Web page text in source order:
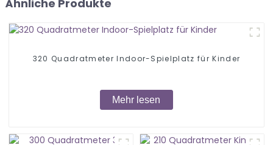
Ähnliche Produkte
320 Quadratmeter Indoor-Spielplatz für Kinder
Mehr lesen